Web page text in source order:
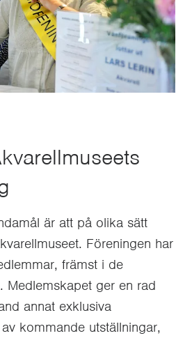
är att på olika sätt
Föreningen har
främst i de
Medlemskapet ger en rad
annat exklusiva
kommande utställningar,